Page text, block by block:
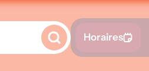
Horaires